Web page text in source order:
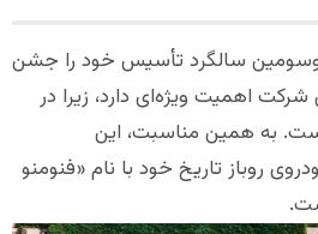
سالگرد تأسیس خود را جشن
اهمیت ویژه‌ای دارد، زیرا در
است. به همین مناسبت، این
روباز تاریخ خود با نام «فنومنو